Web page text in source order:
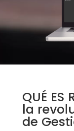
QUÉ ES
la
de